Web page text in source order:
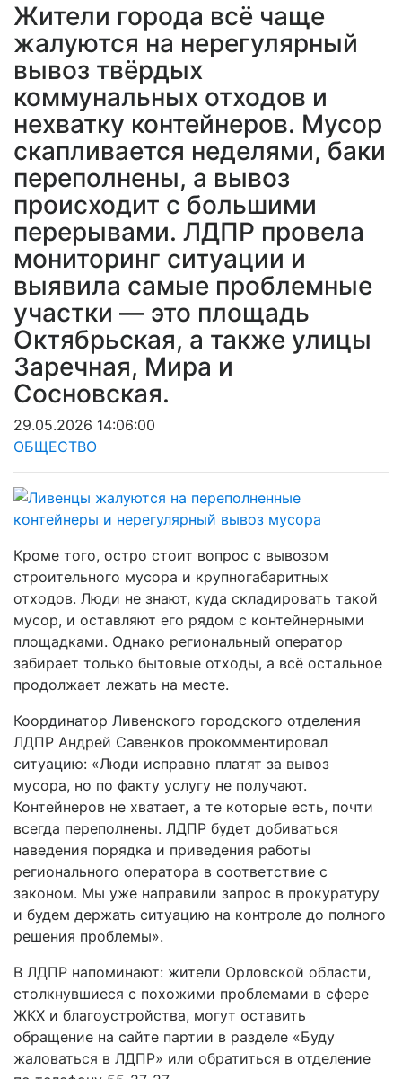
Жители города всё чаще
жалуются на нерегулярный
вывоз твёрдых
коммунальных отходов и
нехватку контейнеров. Мусор
скапливается неделями, баки
переполнены, а вывоз
происходит с большими
перерывами. ЛДПР провела
мониторинг ситуации и
выявила самые проблемные
участки — это площадь
Октябрьская, а также улицы
Заречная, Мира и
Сосновская.
29.05.2026 14:06:00
ОБЩЕСТВО
Кроме того, остро стоит вопрос с вывозом
строительного мусора и крупногабаритных
отходов. Люди не знают, куда складировать такой
мусор, и оставляют его рядом с контейнерными
площадками. Однако региональный оператор
забирает только бытовые отходы, а всё остальное
продолжает лежать на месте.
Координатор Ливенского городского отделения
ЛДПР Андрей Савенков прокомментировал
ситуацию: «Люди исправно платят за вывоз
мусора, но по факту услугу не получают.
Контейнеров не хватает, а те которые есть, почти
всегда переполнены. ЛДПР будет добиваться
наведения порядка и приведения работы
регионального оператора в соответствие с
законом. Мы уже направили запрос в прокуратуру
и будем держать ситуацию на контроле до полного
решения проблемы».
В ЛДПР напоминают: жители Орловской области,
столкнувшиеся с похожими проблемами в сфере
ЖКХ и благоустройства, могут оставить
обращение на сайте партии в разделе «Буду
жаловаться в ЛДПР» или обратиться в отделение